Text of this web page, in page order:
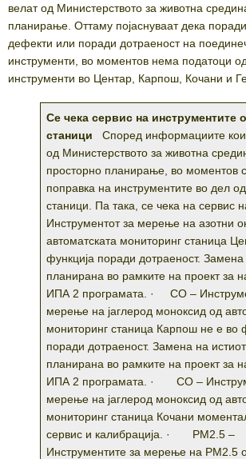
велат од Министерството за животна
планирање. Оттаму појаснуваат дека
дефекти или поради дотраеност на
инструменти, во моментов нема податоци
инструменти во Центар, Карпош, Кочани и
Се чека сервис на инструментите
станици Според информациите
од Министерството за животна
просторно планирање, во моментов
поправка на инструментите во дел
станици. Па така, се чека на
Инструментот за мерење на азотни
автоматската мониторинг станица
функција поради дотраеност. Замена
планирана во рамките на проект за
ИПА 2 програмата. · CO –
мерење на јаглерод моноксид од
мониторинг станица Карпош не е во
поради дотраеност. Замена на
планирана во рамките на проект за
ИПА 2 програмата. · CO –
мерење на јаглерод моноксид од
мониторинг станица Кочани
сервис и калибрација. · PM2.5 –
Инструментите за мерење на PM2.5